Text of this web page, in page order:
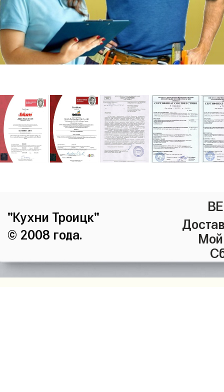
"Кухни Троицк"
© 2008 года.